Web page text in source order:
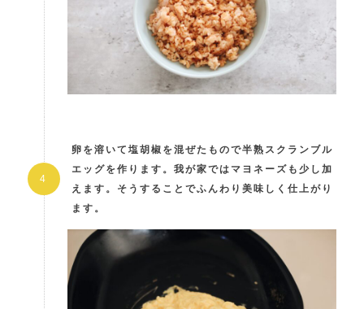
卵を溶いて塩胡椒を混ぜたもので半熟スクランブル
エッグを作ります。我が家ではマヨネーズも少し加
えます。そうすることでふんわり美味しく仕上がり
ます。